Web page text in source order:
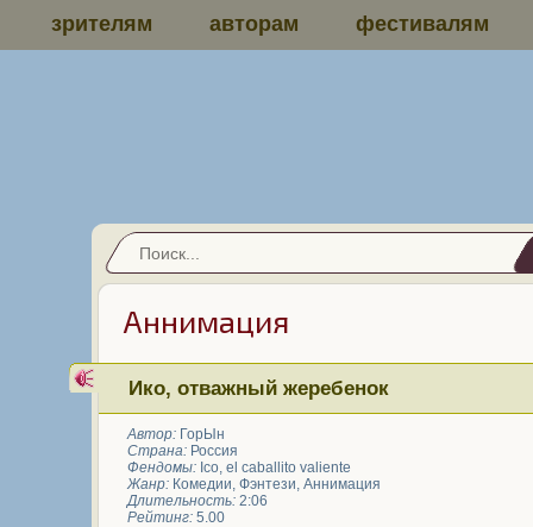
зрителям авторам фестивалям
Аннимация
Ико, отважный жеребенок
Автор: ГорЫн
Страна: Россия
Фендомы: Ico, el caballito valiente
Жанр: Комедии, Фэнтези, Аннимация
Длительность: 2:06
Рейтинг: 5.00